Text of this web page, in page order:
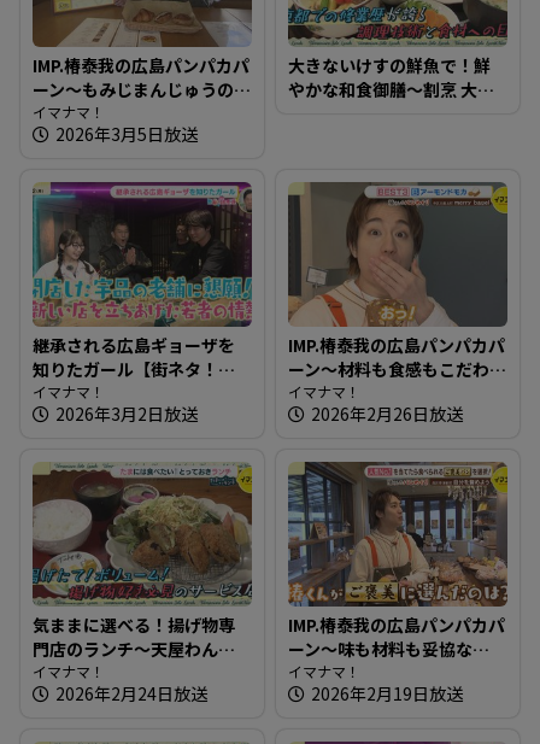
IMP.椿泰我の広島パンパカパ
ーン～もみじまんじゅうの
老舗が運営するパン屋さん
へ
イマナマ！
2026年3月5日放送
大きないけすの鮮魚で！鮮
やかな和食御膳～割烹 大学
継承される広島ギョーザを
知りたガール【街ネタ！知
りたガール】
イマナマ！
2026年3月2日放送
IMP.椿泰我の広島パンパカパ
ーン～材料も食感もこだわ
り満点！もちもち生地のベ
ーグル
イマナマ！
2026年2月26日放送
気ままに選べる！揚げ物専
門店のランチ～天屋わんや
【たまにはそとランチ】
イマナマ！
2026年2月24日放送
IMP.椿泰我の広島パンパカパ
ーン～味も材料も妥協な
し！珍しい店名のパン屋さ
ん
イマナマ！
2026年2月19日放送